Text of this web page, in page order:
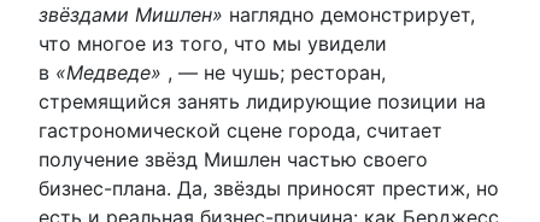
звёздами Мишлен» наглядно демонстрирует,
что многое из того, что мы увидели
в «Медведе» , — не чушь; ресторан,
стремящийся занять лидирующие позиции на
гастрономической сцене города, считает
получение звёзд Мишлен частью своего
бизнес-плана. Да, звёзды приносят престиж, но
есть и реальная бизнес-причина: как Берджесс